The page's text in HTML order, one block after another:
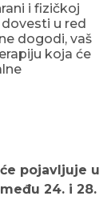
i fizičkoj
u red
dogodi, vaš
koja će
pojavljuje u
24. i 28.